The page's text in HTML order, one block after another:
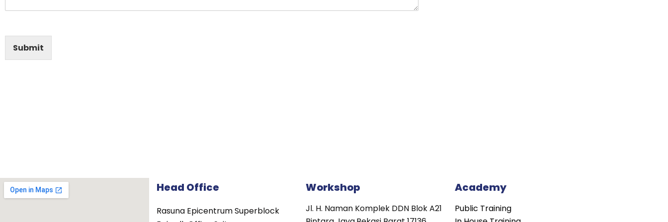
Submit
Head Office
Rasuna Epicentrum Superblock
Workshop
Jl. H. Naman Komplek DDN Blok A21
Academy
Public Training